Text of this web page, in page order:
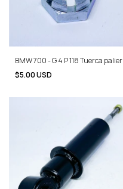
BMW 700 - G 4 P 118 Tuerca palier
$5.00 USD